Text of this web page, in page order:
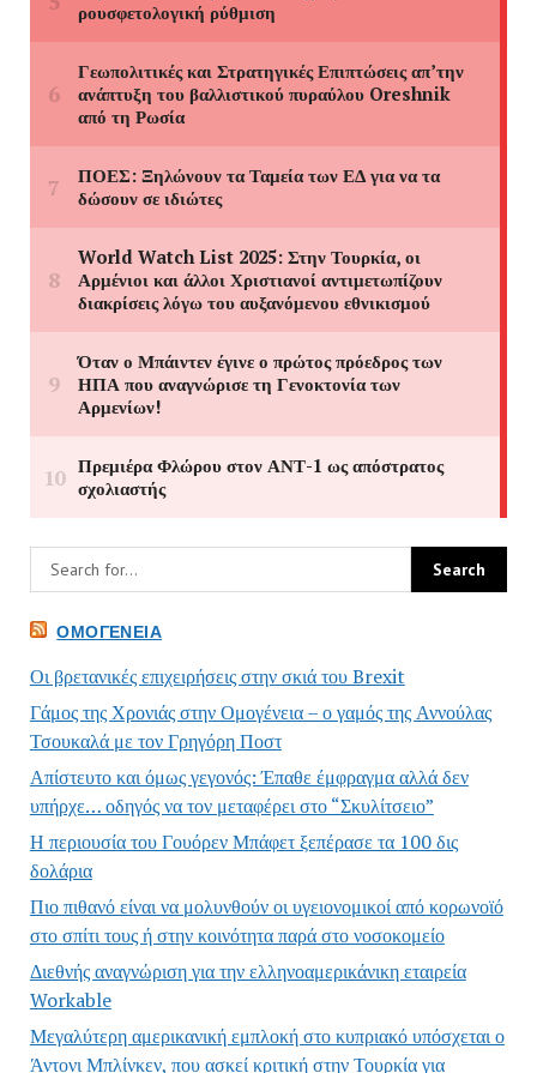
ΟΜΟΓΈΝΕΙΑ
Οι βρετανικές επιχειρήσεις στην σκιά του Brexit
Γάμος της Χρονιάς στην Ομογένεια – ο γαμός της Αννούλας
Τσουκαλά με τον Γρηγόρη Ποστ
Απίστευτο και όμως γεγονός: Έπαθε έμφραγμα αλλά δεν
υπήρχε… οδηγός να τον μεταφέρει στο “Σκυλίτσειο”
Η περιουσία του Γουόρεν Μπάφετ ξεπέρασε τα 100 δις
δολάρια
Πιο πιθανό είναι να μολυνθούν οι υγειονομικοί από κορωνοϊό
στο σπίτι τους ή στην κοινότητα παρά στο νοσοκομείο
Διεθνής αναγνώριση για την ελληνοαμερικάνικη εταιρεία
Workable
Μεγαλύτερη αμερικανική εμπλοκή στο κυπριακό υπόσχεται ο
Άντονι Μπλίνκεν, που ασκεί κριτική στην Τουρκία για